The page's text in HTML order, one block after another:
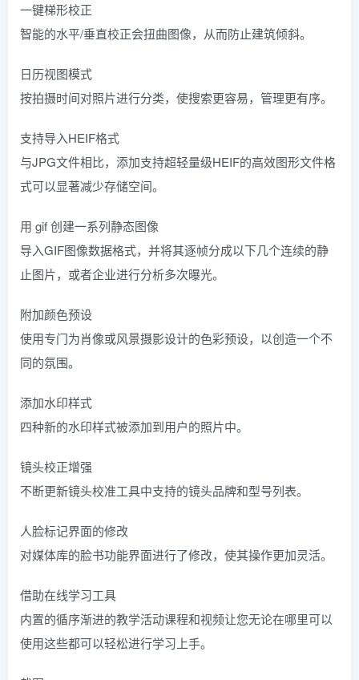
一键梯形校正
智能的水平/垂直校正会扭曲图像，从而防止建筑倾斜。
日历视图模式
按拍摄时间对照片进行分类，使搜索更容易，管理更有序。
支持导入HEIF格式
与JPG文件相比，添加支持超轻量级HEIF的高效图形文件格
式可以显著减少存储空间。
用 gif 创建一系列静态图像
导入GIF图像数据格式，并将其逐帧分成以下几个连续的静
止图片，或者企业进行分析多次曝光。
附加颜色预设
使用专门为肖像或风景摄影设计的色彩预设，以创造一个不
同的氛围。
添加水印样式
四种新的水印样式被添加到用户的照片中。
镜头校正增强
不断更新镜头校准工具中支持的镜头品牌和型号列表。
人脸标记界面的修改
对媒体库的脸书功能界面进行了修改，使其操作更加灵活。
借助在线学习工具
内置的循序渐进的教学活动课程和视频让您无论在哪里可以
使用这些都可以轻松进行学习上手。